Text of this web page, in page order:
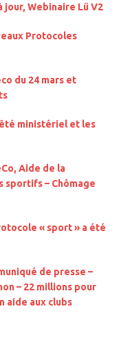
Webinaire Lü V2
Protocoles
du 24 mars et
ministériel et les
Aide de la
sportifs – Chômage
« sport » a été
de presse –
– 22 millions pour
aide aux clubs